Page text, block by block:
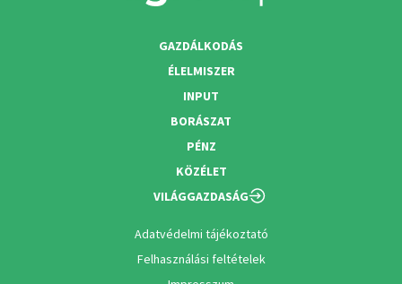
GAZDÁLKODÁS
ÉLELMISZER
INPUT
BORÁSZAT
PÉNZ
KÖZÉLET
VILÁGGAZDASÁG
Adatvédelmi tájékoztató
Felhasználási feltételek